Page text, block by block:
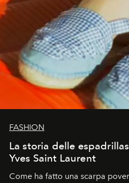
FASHION
La storia delle
Yves Saint Laurent
Come ha fatto una scarpa